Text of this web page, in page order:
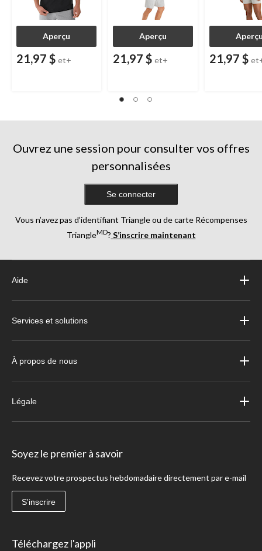
Aperçu
21,97 $ et+
Aperçu
21,97 $ et+ 21,97 $
Ouvrez une session pour consulter vos offres
personnalisées
Se connecter
Vous n’avez pas d’identifiant Triangle ou de carte Récompenses
TriangleMD? S’inscrire maintenant
Aide
Services et solutions
À propos de nous
Légale
Soyez le premier à savoir
Recevez votre prospectus hebdomadaire directement par e-mail
S'inscrire
Téléchargez l'appli